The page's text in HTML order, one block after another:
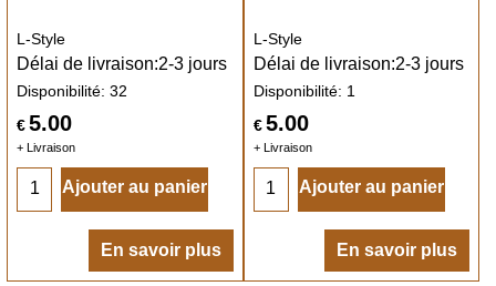
€5.00
+ Livraison
L-Style
Délai de livraison:2-3 jours
Disponibilité: 32
Ajouter au panier
En savoir plus
€ 5.00
+ Livraison
L-Style
Délai de livraison:2-3 jours
Disponibilité: 1
Ajouter au panier
En savoir plus